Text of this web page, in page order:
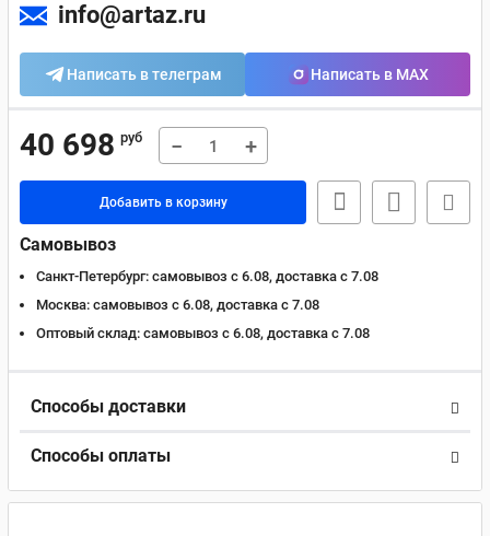
info@artaz.ru
Написать в телеграм Написать в MAX
40 698 руб − +
Добавить в корзину
Самовывоз
Санкт-Петербург: самовывоз с 6.08, доставка c 7.08
Москва: самовывоз с 6.08, доставка c 7.08
Оптовый склад: самовывоз с 6.08, доставка c 7.08
Способы доставки
Способы оплаты